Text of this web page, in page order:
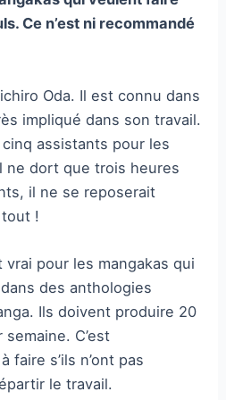
Ce n’est ni recommandé
Oda. Il est connu dans
impliqué dans son travail.
assistants pour les
ne dort que trois heures
il ne se reposerait
!
vrai pour les mangakas qui
des anthologies
Ils doivent produire 20
C’est
faire s’ils n’ont pas
le travail.